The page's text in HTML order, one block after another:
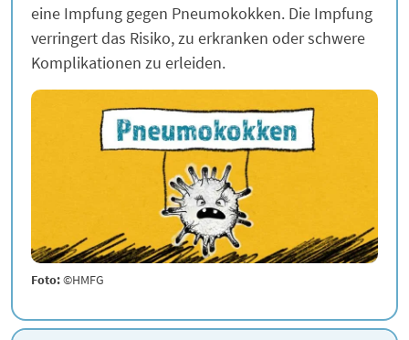
eine Impfung gegen Pneumokokken. Die Impfung
verringert das Risiko, zu erkranken oder schwere
Komplikationen zu erleiden.
Foto:©HMFG